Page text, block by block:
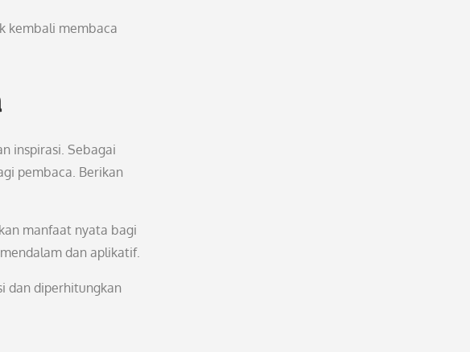
kembali membaca
inspirasi. Sebagai
pembaca. Berikan
manfaat nyata bagi
dan aplikatif.
dan diperhitungkan